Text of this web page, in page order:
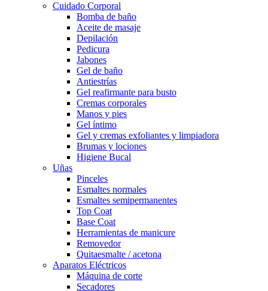
Cuidado Corporal
Bomba de baño
Aceite de masaje
Depilación
Pedicura
Jabones
Gel de baño
Antiestrías
Gel reafirmante para busto
Cremas corporales
Manos y pies
Gel íntimo
Gel y cremas exfoliantes y limpiadora
Brumas y lociones
Higiene Bucal
Uñas
Pinceles
Esmaltes normales
Esmaltes semipermanentes
Top Coat
Base Coat
Herramientas de manicure
Removedor
Quitaesmalte / acetona
Aparatos Eléctricos
Máquina de corte
Secadores